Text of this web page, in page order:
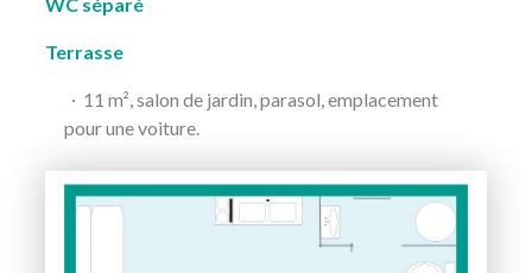
Terrasse
11 m², salon de jardin, parasol, emplacement
pour une voiture.